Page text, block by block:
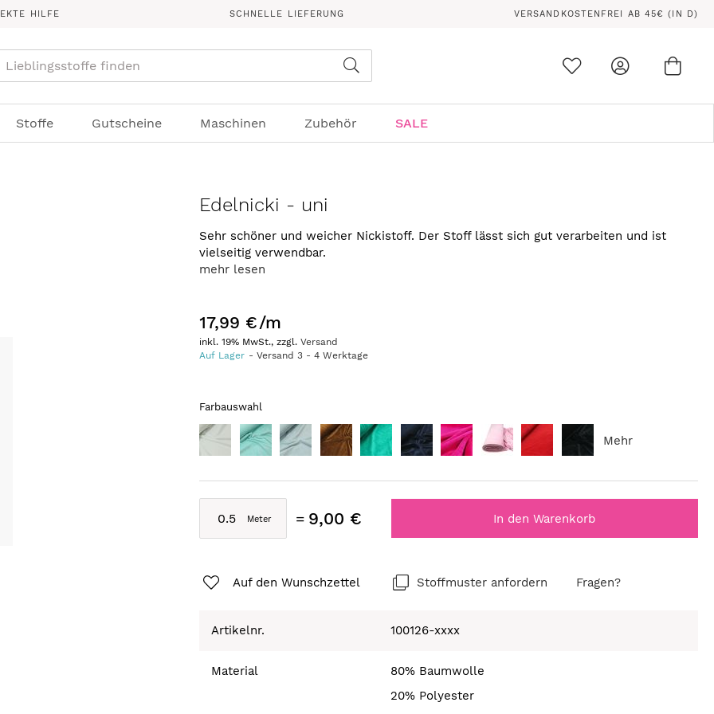
HILFE SCHNELLE LIEFERUNG VERSANDKOSTENFREI AB 45€ (IN D)
Stoffe Gutscheine Maschinen Zubehör SALE
Edelnicki - uni
Sehr schöner und weicher Nickistoff. Der Stoff lässt sich gut verarbeiten und ist
vielseitig verwendbar.
mehr lesen
17,99 €/m
inkl. 19% MwSt., zzgl.Versand
Auf Lager
Versand3 -4 Werktage
Farbauswahl
Mehr
9,00 € In den Warenkorb
Auf den Wunschzettel Stoffmuster anfordern Fragen?
Artikelnr. 100126-xxxx
Material
80% Baumwolle
20% Polyester